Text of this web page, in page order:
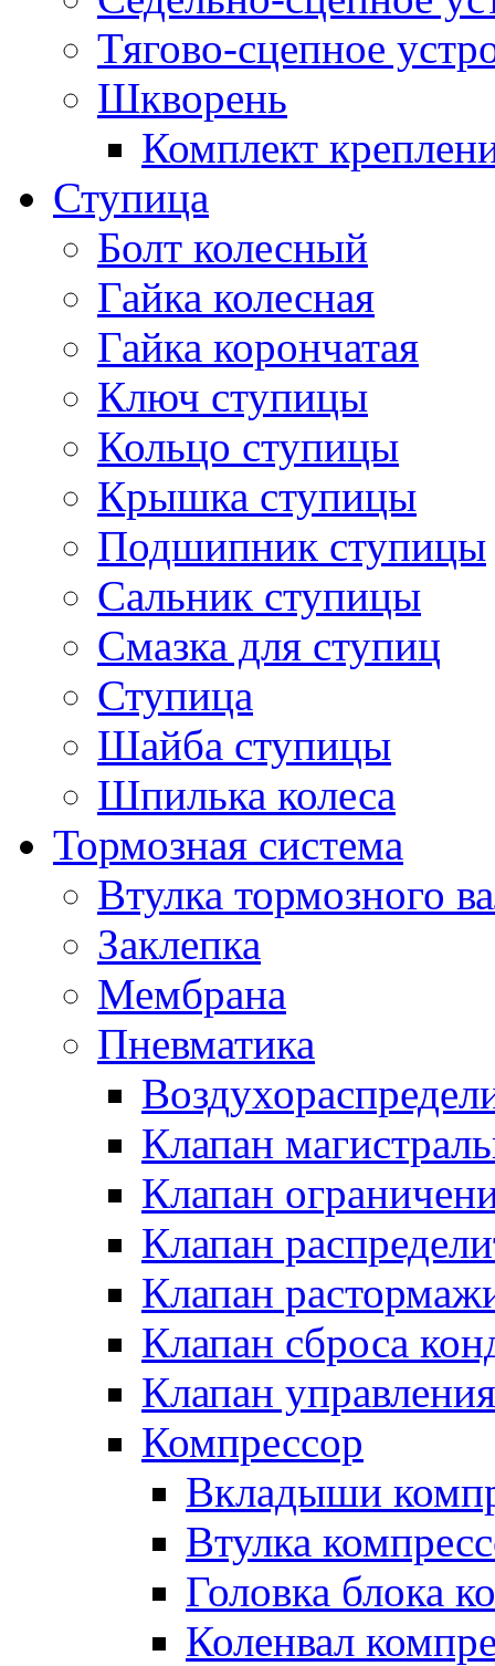
Тягово-сцепное
Шкворень
Комплект
Ступица
Болт колесный
Гайка колесная
Гайка корончатая
Ключ ступицы
Кольцо ступицы
Крышка ступицы
Подшипник ступицы
Сальник ступицы
Смазка для ступиц
Ступица
Шайба ступицы
Шпилька колеса
Тормозная система
Втулка тормозного
Заклепка
Мембрана
Пневматика
Клапан
Клапан
Клапан
Клапан
Клапан сброса
Клапан управления
Компрессор
Вкладыши
Втулка
Головка блока
Коленвал